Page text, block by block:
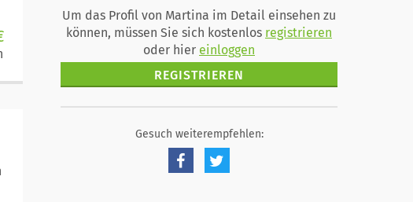
Um das Profil von Martina im Detail einsehen zu
können, müssen Sie sich kostenlos registrieren
oder hier einloggen
REGISTRIEREN
Gesuch weiterempfehlen: